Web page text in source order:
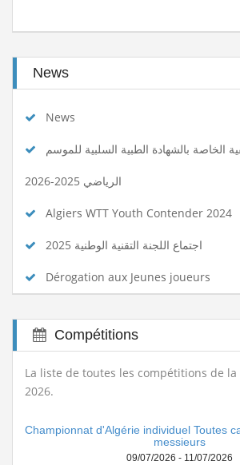
News
News
الخاصة بالشهادة الطبية السلبية للموسم
الرياضي 2025-2026
Algiers WTT Youth Contender 2024
اجتماع اللجنة التقنية الوطنية 2025
Dérogation aux Jeunes joueurs
Compétitions
La liste de toutes les compétitions de la
2026.
Championnat d'Algérie individuel Toutes
messieurs
09/07/2026 - 11/07/2026